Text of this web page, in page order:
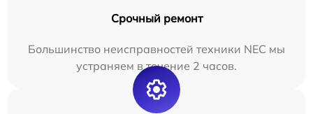
Срочный ремонт
Большинство неисправностей техники NEC мы
устраняем в течение 2 часов.